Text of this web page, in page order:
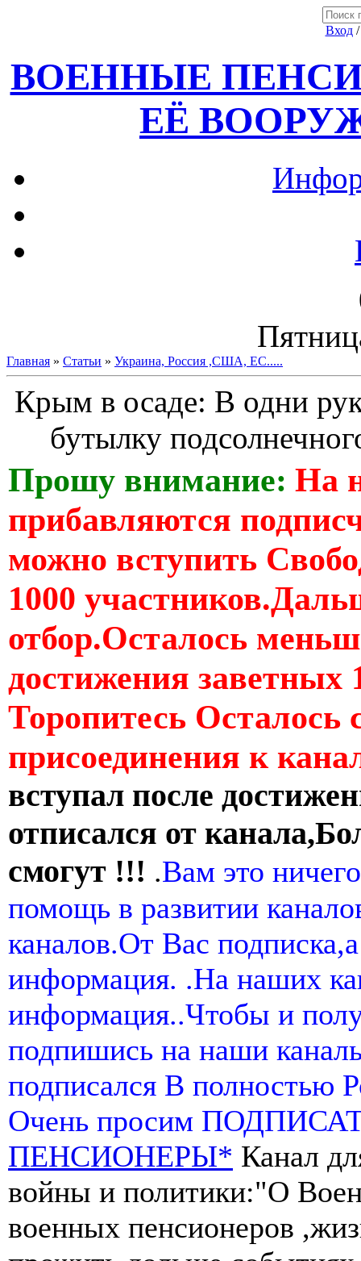
Вход
ВОЕННЫЕ
ЕЁ
Главная » Статьи » Украина, Россия ,США, ЕС.....
Крым в осаде: В одни
бутылку
Прошу внимание: На
прибавляются
можно вступить
1000
отбор.Осталось
достижения заветных
Торопитесь Осталось
присоединения к
вступал после
отписался от
смогут !!! .Вам это
помощь в развитии
каналов.От Вас
информация. .На наших
информация..Чтобы и
подпишись на наши
подписался В полностью
Очень просим
ПЕНСИОНЕРЫ* Канал
войны и политики:"О
военных пенсионеров